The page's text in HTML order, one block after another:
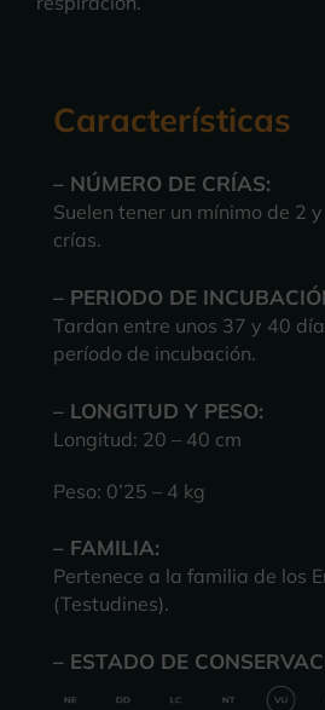
Características
– NÚMERO DE CRÍAS:
Suelen tener un mínimo de 2
crías.
– PERIODO DE
Tardan entre unos 37 y 40
período de incubación.
– LONGITUD Y PESO:
Longitud: 20 – 40 cm
Peso: 0’25 – 4 kg
– FAMILIA:
Pertenece a la familia de los
(Testudines).
– ESTADO DE